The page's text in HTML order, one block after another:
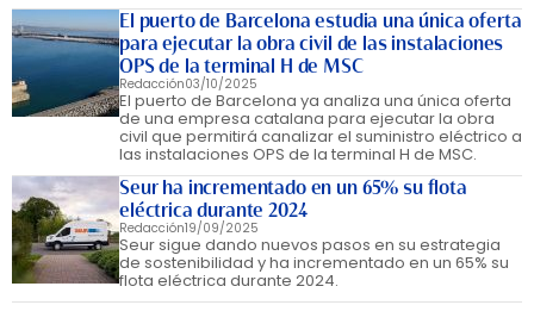
El puerto de Barcelona estudia una única oferta
para ejecutar la obra civil de las instalaciones
OPS de la terminal H de MSC
Redacción03/10/2025
El puerto de Barcelona ya analiza una única oferta
de una empresa catalana para ejecutar la obra
civil que permitirá canalizar el suministro eléctrico a
las instalaciones OPS de la terminal H de MSC.
Seur ha incrementado en un 65% su flota
eléctrica durante 2024
Redacción19/09/2025
Seur sigue dando nuevos pasos en su estrategia
de sostenibilidad y ha incrementado en un 65% su
flota eléctrica durante 2024.